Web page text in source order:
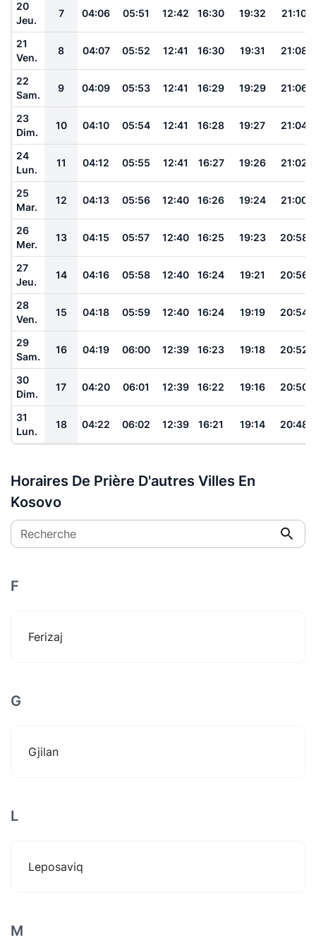
20
Jeu.
7 04:06 05:51 12:42 16:30 19:32 21:10
21
Ven.
8 04:07 05:52 12:41 16:30 19:31 21:08
22
Sam.
9 04:09 05:53 12:41 16:29 19:29 21:06
23
Dim.
10 04:10 05:54 12:41 16:28 19:27 21:04
24
Lun.
11 04:12 05:55 12:41 16:27 19:26 21:02
25
Mar.
12 04:13 05:56 12:40 16:26 19:24 21:00
26
Mer.
13 04:15 05:57 12:40 16:25 19:23 20:58
27
Jeu.
14 04:16 05:58 12:40 16:24 19:21 20:56
28
Ven.
15 04:18 05:59 12:40 16:24 19:19 20:54
29
Sam.
16 04:19 06:00 12:39 16:23 19:18 20:52
30
Dim.
17 04:20 06:01 12:39 16:22 19:16 20:50
31
Lun.
18 04:22 06:02 12:39 16:21 19:14 20:48
Horaires De Prière D'autres Villes En
Kosovo
Recherche
F
Ferizaj
G
Gjilan
L
Leposaviq
M